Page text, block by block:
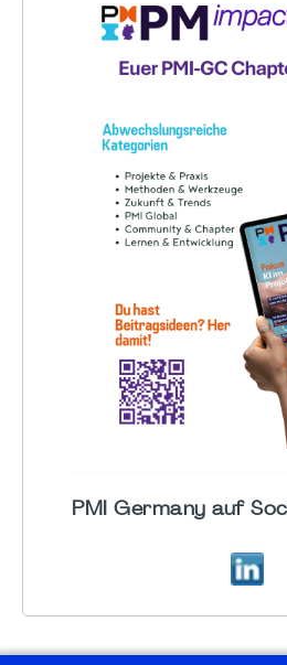
PMI Germany auf